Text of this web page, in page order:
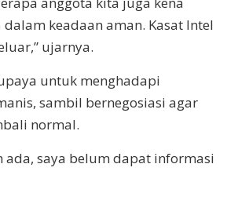
keadaan aman. Kasat Intel
ujarnya.
untuk menghadapi
sambil bernegosiasi agar
normal.
saya belum dapat informasi